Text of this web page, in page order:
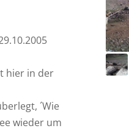
hier in der
´Wie
wieder um